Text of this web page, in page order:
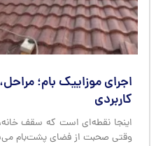
اجرای موزاییک بام؛
کاربردی
اینجا نقطه‌ای است که سقف
وقتی صحبت از فضای پشت‌بام